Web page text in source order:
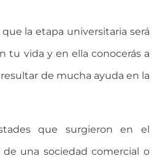
la etapa universitaria será
tu vida y en ella conocerás a
de mucha ayuda en la
que surgieron en el
una sociedad comercial o